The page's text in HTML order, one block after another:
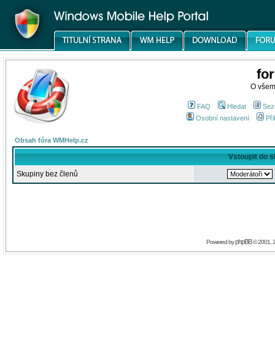
O
FAQ Hledat
Osobní nastavení
Obsah fóra WMHelp.cz
Vstoupit do
Skupiny bez členů
Powered byphpBB© 2001,